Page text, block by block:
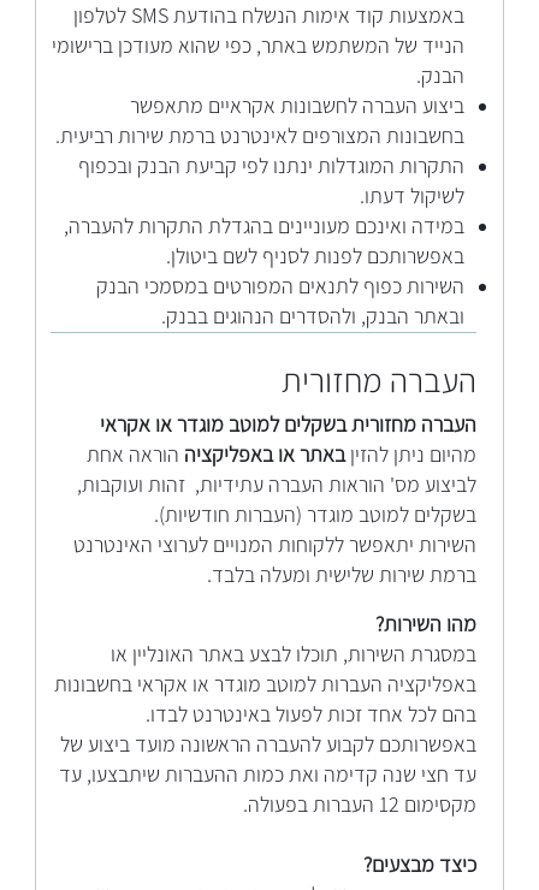
באמצעות קוד אימות הנשלח בהודעת SMS לטלפון
הנייד של המשתמש באתר, כפי שהוא מעודכן ברישומי
הבנק.
ביצוע העברה לחשבונות אקראיים מתאפשר
בחשבונות המצורפים לאינטרנט ברמת שירות רביעית.
התקרות המוגדלות ינתנו לפי קביעת הבנק ובכפוף
לשיקול דעתו.
במידה ואינכם מעוניינים בהגדלת התקרות להעברה,
באפשרותכם לפנות לסניף לשם ביטולן.
השירות כפוף לתנאים המפורטים במסמכי הבנק
ובאתר הבנק, ולהסדרים הנהוגים בבנק.
העברה מחזורית
העברה מחזורית בשקלים למוטב מוגדר או אקראי
מהיום ניתן להזיןבאתר או באפליקציה הוראה אחת
לביצוע מס' הוראות העברה עתידיות, זהות ועוקבות,
בשקלים למוטב מוגדר (העברות חודשיות).
השירות יתאפשר ללקוחות המנויים לערוצי האינטרנט
ברמת שירות שלישית ומעלה בלבד.
מהו השירות?
במסגרת השירות, תוכלו לבצע באתר האונליין או
באפליקציה העברות למוטב מוגדר או אקראי בחשבונות
בהם לכל אחד זכות לפעול באינטרנט לבדו.
באפשרותכם לקבוע להעברה הראשונה מועד ביצוע של
עד חצי שנה קדימה ואת כמות ההעברות שיתבצעו, עד
מקסימום 12 העברות בפעולה.
כיצד מבצעים?